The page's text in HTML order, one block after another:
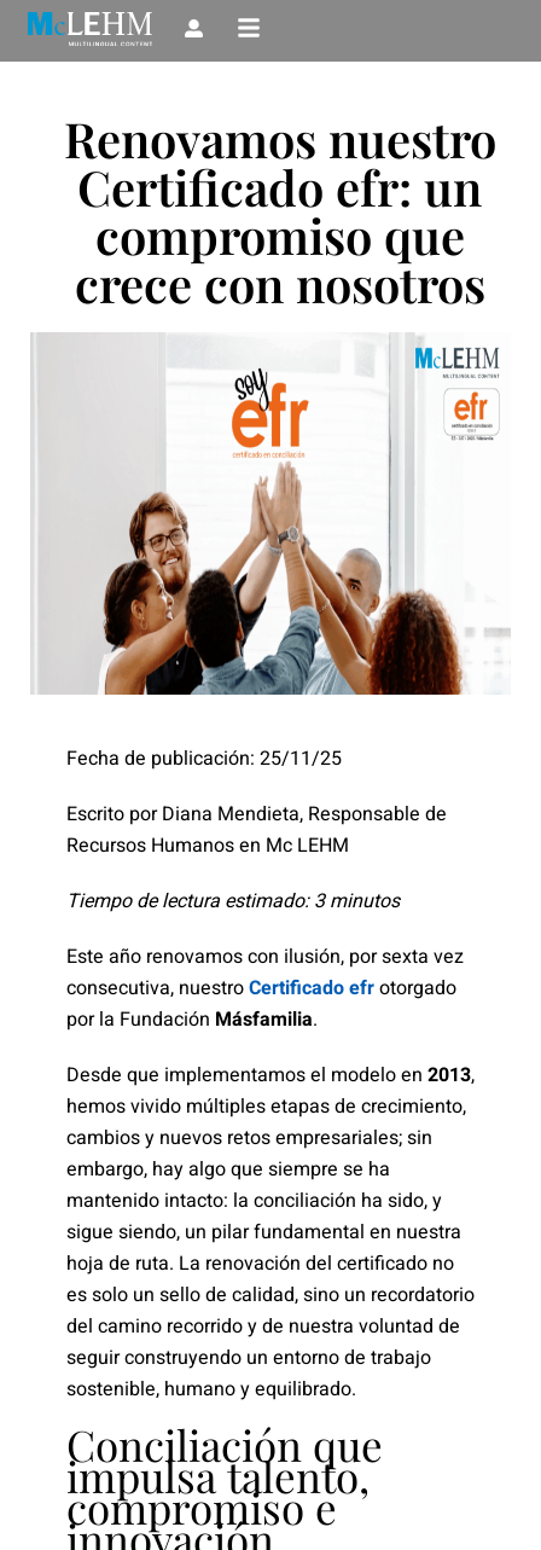
Renovamos nuestro
Certificado efr: un
compromiso que
crece con nosotros
Fecha de publicación: 25/11/25
Escrito por Diana Mendieta, Responsable de
Recursos Humanos en Mc LEHM
Tiempo de lectura estimado: 3 minutos
Este año renovamos con ilusión, por sexta vez
consecutiva, nuestroCertificado efrotorgado
por la Fundación Másfamilia.
Desde que implementamos el modelo en 2013,
hemos vivido múltiples etapas de crecimiento,
cambios y nuevos retos empresariales; sin
embargo, hay algo que siempre se ha
mantenido intacto: la conciliación ha sido, y
sigue siendo, un pilar fundamental en nuestra
hoja de ruta. La renovación del certificado no
es solo un sello de calidad, sino un recordatorio
del camino recorrido y de nuestra voluntad de
seguir construyendo un entorno de trabajo
sostenible, humano y equilibrado.
Conciliación que
impulsa talento,
compromiso e
innovación